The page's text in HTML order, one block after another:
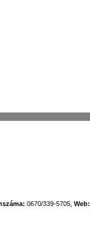
0670/339-5705, Web: